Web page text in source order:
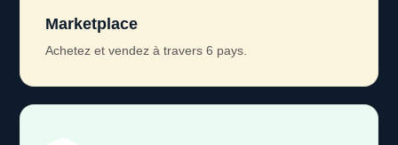
Marketplace
Achetez et vendez à travers 6 pays.